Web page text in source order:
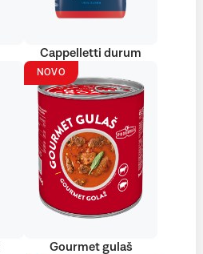
Cappelletti durum
NOVO
Gourmet gulaš